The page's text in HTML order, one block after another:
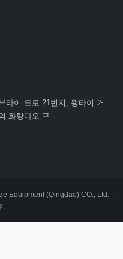
타이 도로 21번지, 왕타이 거
화랑다오 구
Equipment (Qingdao) CO., Ltd. .
.